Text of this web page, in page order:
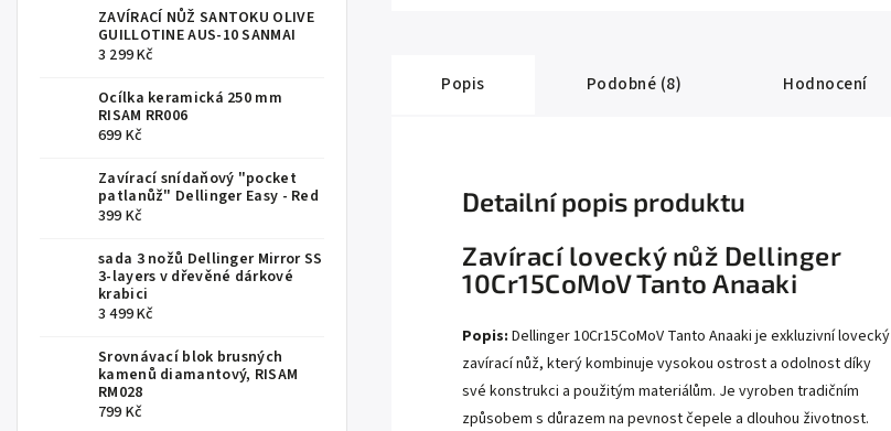
ZAVÍRACÍ NŮŽ SANTOKU OLIVE
GUILLOTINE AUS-10 SANMAI
3 299 Kč
Ocílka keramická 250 mm
RISAM RR006
699 Kč
Zavírací snídaňový "pocket
patlanůž" Dellinger Easy - Red
399 Kč
sada 3 nožů Dellinger Mirror SS
3-layers v dřevěné dárkové
krabici
3 499 Kč
Srovnávací blok brusných
kamenů diamantový, RISAM
RM028
799 Kč
Popis Podobné (8) Hodnocení
Detailní popis produktu
Zavírací lovecký nůž Dellinger
10Cr15CoMoV Tanto Anaaki
Popis: Dellinger 10Cr15CoMoV Tanto Anaaki je exkluzivní lovecký
zavírací nůž, který kombinuje vysokou ostrost a odolnost díky
své konstrukci a použitým materiálům. Je vyroben tradičním
způsobem s důrazem na pevnost čepele a dlouhou životnost.